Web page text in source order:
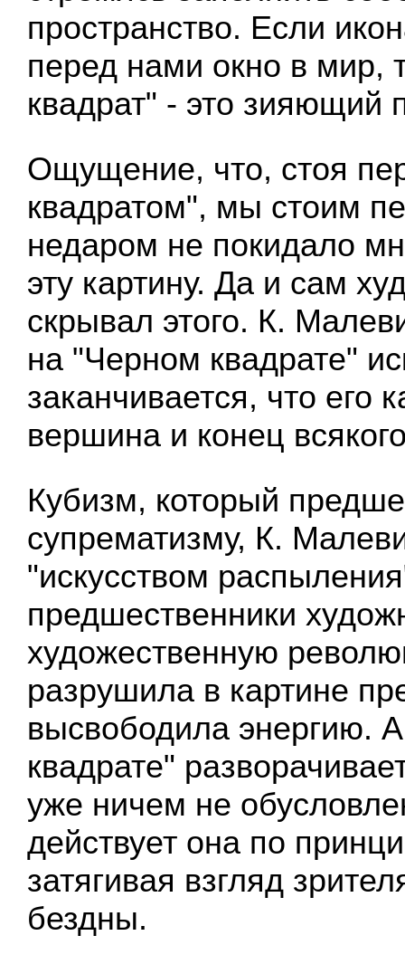
пространство. Если
перед нами окно в мир,
квадрат" - это зияющий
Ощущение, что, стоя
квадратом", мы стоим
недаром не покидало
эту картину. Да и сам
скрывал этого. К.
на "Черном квадрате"
заканчивается, что его
вершина и конец
Кубизм, который
супрематизму, К.
"искусством
предшественники
художественную
разрушила в картине
высвободила энергию.
квадрате"
уже ничем не
действует она по
затягивая взгляд
бездны.